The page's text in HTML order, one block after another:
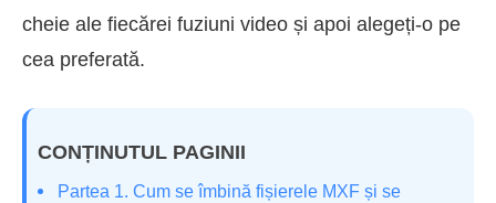
cheie ale fiecărei fuziuni video și apoi alegeți-o pe
cea preferată.
CONȚINUTUL PAGINII
Partea 1. Cum se îmbină fișierele MXF și se